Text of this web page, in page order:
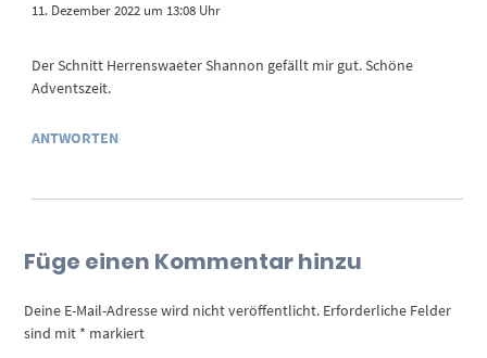
11. Dezember 2022 um 13:08 Uhr
Der Schnitt Herrenswaeter Shannon gefällt mir gut. Schöne
Adventszeit.
ANTWORTEN
Füge einen Kommentar hinzu
Deine E-Mail-Adresse wird nicht veröffentlicht. Erforderliche Felder
sind mit * markiert